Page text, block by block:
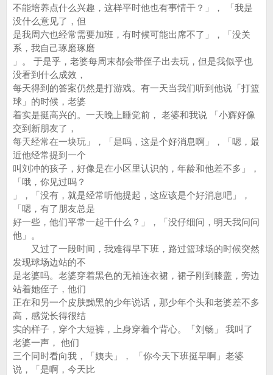
不能培养点什么兴趣，这样平时他也有事情干？」， 「我是
没什么意见了，但
是我周六也经常需要加班，有时候可能出席不了」，「没关
系，我自己琢磨琢磨
」。 于是乎，老婆每周末都会带侄子出去玩，但是我似乎也
没看到什么成效，
每天得到的答案仍然是打游戏。有一天当我们听到他说「打篮
球」的时候，老婆
着实是挺高兴的。一天晚上睡觉前， 老婆和我说 「小辉好像
交到新朋友了，
每天经常在一块玩」，「是吗，这是个好消息啊」，「嗯，最
近他经常提到一个
叫刘冲的孩子，好像是在小区里认识的，年龄和他差不多」，
「哦，你见过吗？
」，「没有，就是经常听他提起，这应该是个好消息吧」，
「嗯，有了朋友总是
好一些，他们平常一起干什么？」，「没仔细问，明天我问问
他」。
又过了一段时间，我难得早下班，路过篮球场的时候突然
发现球场边站的不
是老婆吗。老婆穿着黑色的无袖连衣裙，裙子刚到膝盖，旁边
站着她侄子，他们
正在和另一个皮肤黝黑的少年说话，那少年个头和老婆差不多
高，感觉长得很结
实的样子，穿个大短裤，上身穿着个背心。「刘畅」 我叫了
老婆一声， 他们
三个同时看向我，「姨夫」， 「你今天下班挺早啊」老婆
说，「是啊，今天比